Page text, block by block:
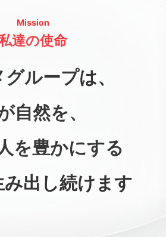
Mission
達の使命
ループは、
自然を、
を豊かにする
出し続けます